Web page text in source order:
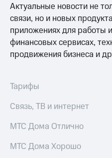
кабинет
акционера
Акционерный
капитал
Контроль
и
Описание
Программа
приобретения
Порядок
выкупа
акций
Актуальные новости не
связи, но и новых
приложениях для работы
финансовых сервисах,
продвижения бизнеса и
Тарифы
Связь, ТВ и интернет
МТС Дома Отлично
МТС Дома Хорошо